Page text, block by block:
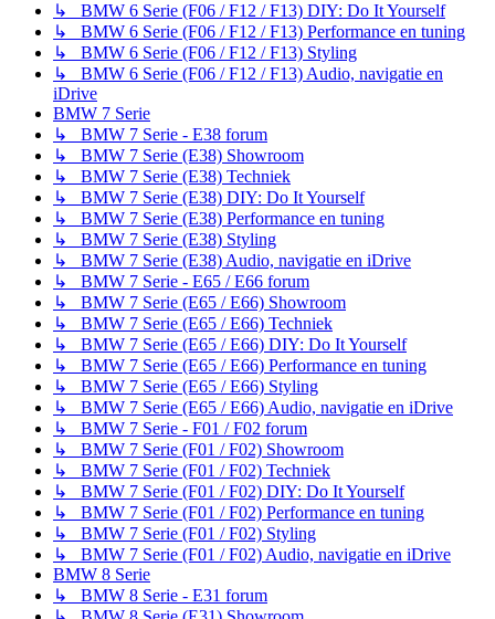
↳ BMW 6 Serie (F06 / F12 / F13) DIY: Do It Yourself
↳ BMW 6 Serie (F06 / F12 / F13) Performance en tuning
↳ BMW 6 Serie (F06 / F12 / F13) Styling
↳ BMW 6 Serie (F06 / F12 / F13) Audio, navigatie en
iDrive
BMW 7 Serie
↳ BMW 7 Serie - E38 forum
↳ BMW 7 Serie (E38) Showroom
↳ BMW 7 Serie (E38) Techniek
↳ BMW 7 Serie (E38) DIY: Do It Yourself
↳ BMW 7 Serie (E38) Performance en tuning
↳ BMW 7 Serie (E38) Styling
↳ BMW 7 Serie (E38) Audio, navigatie en iDrive
↳ BMW 7 Serie - E65 / E66 forum
↳ BMW 7 Serie (E65 / E66) Showroom
↳ BMW 7 Serie (E65 / E66) Techniek
↳ BMW 7 Serie (E65 / E66) DIY: Do It Yourself
↳ BMW 7 Serie (E65 / E66) Performance en tuning
↳ BMW 7 Serie (E65 / E66) Styling
↳ BMW 7 Serie (E65 / E66) Audio, navigatie en iDrive
↳ BMW 7 Serie - F01 / F02 forum
↳ BMW 7 Serie (F01 / F02) Showroom
↳ BMW 7 Serie (F01 / F02) Techniek
↳ BMW 7 Serie (F01 / F02) DIY: Do It Yourself
↳ BMW 7 Serie (F01 / F02) Performance en tuning
↳ BMW 7 Serie (F01 / F02) Styling
↳ BMW 7 Serie (F01 / F02) Audio, navigatie en iDrive
BMW 8 Serie
↳ BMW 8 Serie - E31 forum